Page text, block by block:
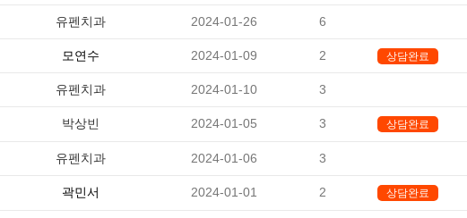
유펜치과 2024-01-26 6
모연수 2024-01-09 2 상담완료
유펜치과 2024-01-10 3
박상빈 2024-01-05 3 상담완료
유펜치과 2024-01-06 3
곽민서 2024-01-01 2 상담완료